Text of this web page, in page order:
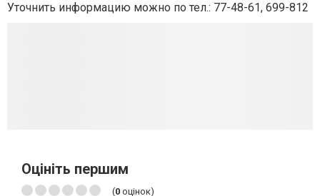
Уточнить информацию можно по тел.: 77-48-61, 699-812
Оцініть першим
(0 оцінок)